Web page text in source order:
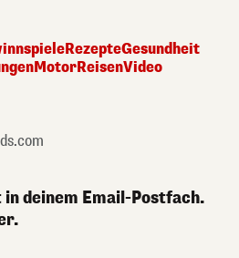
RezepteGesundheit
MotorReisenVideo
deinem Email-Postfach.